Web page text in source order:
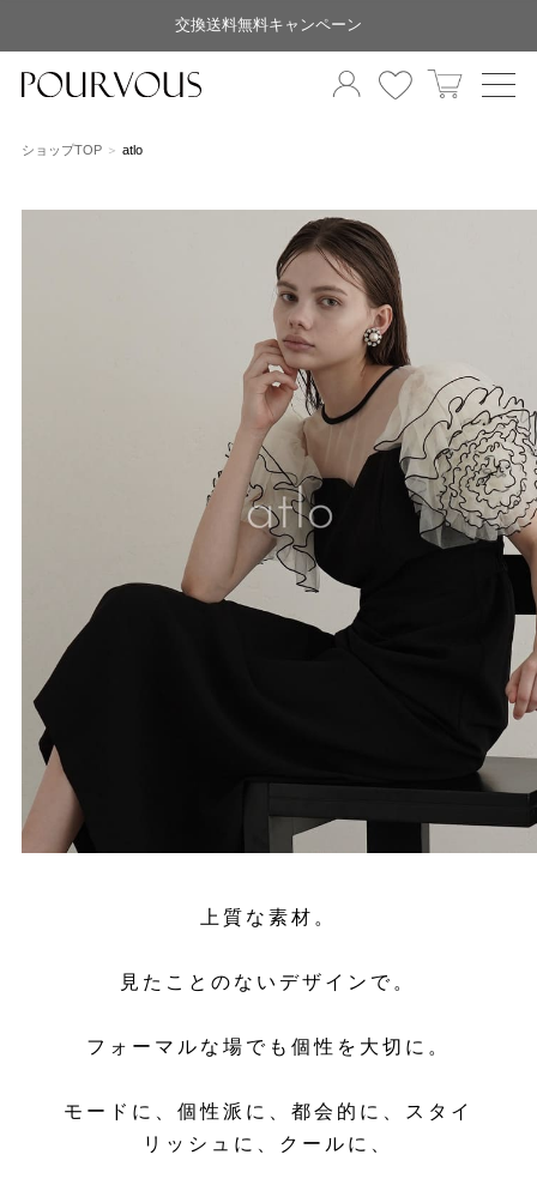
交換送料無料キャンペーン
ショップTOP atlo
上質な素材。
見たことのないデザインで。
フォーマルな場でも個性を大切に。
モードに、個性派に、都会的に、スタイ
リッシュに、クールに、